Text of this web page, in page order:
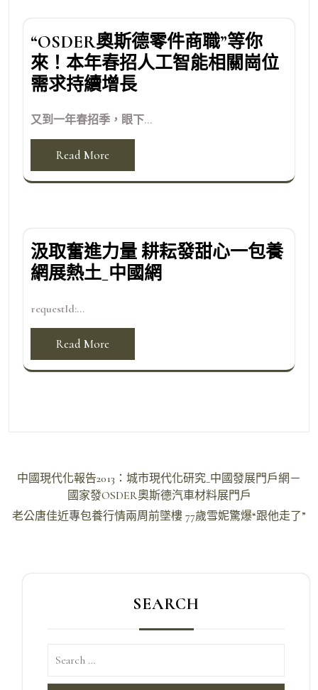
“OSDER奧斯德零件商職”等你
來！本年春招人工智能相關崗位
需求持續增長
又到一年春招季，眼下...
Read More
汲取奮進力量 耕耘發甜心一包養
網展熱土_中國網
requestId:...
Read More
文
導
中國現代化報告2013：城市現代化研究_中國發展門戶網－
國家發OSDER奧斯德汽車材料展門戶
老公唐佳近專包養行情兩周前墜樓 77歲雪妮驚爆“跟他走了”
SEARCH